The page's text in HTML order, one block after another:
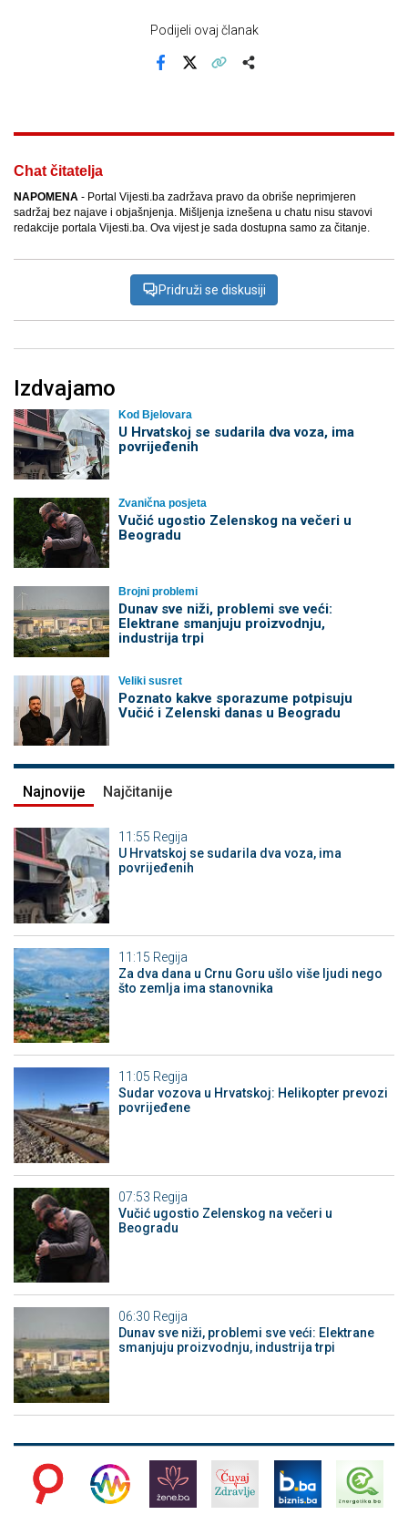
Podijeli ovaj članak
Chat čitatelja
NAPOMENA - Portal Vijesti.ba zadržava pravo da obriše neprimjeren
sadržaj bez najave i objašnjenja. Mišljenja iznešena u chatu nisu stavovi
redakcije portala Vijesti.ba. Ova vijest je sada dostupna samo za čitanje.
Pridruži se diskusiji
Izdvajamo
Kod Bjelovara
U Hrvatskoj se sudarila dva voza, ima
povrijeđenih
Zvanična posjeta
Vučić ugostio Zelenskog na večeri u
Beogradu
Brojni problemi
Dunav sve niži, problemi sve veći:
Elektrane smanjuju proizvodnju,
industrija trpi
Veliki susret
Poznato kakve sporazume potpisuju
Vučić i Zelenski danas u Beogradu
Najnovije Najčitanije
11:55 Regija
U Hrvatskoj se sudarila dva voza, ima
povrijeđenih
11:15 Regija
Za dva dana u Crnu Goru ušlo više ljudi nego
što zemlja ima stanovnika
11:05 Regija
Sudar vozova u Hrvatskoj: Helikopter prevozi
povrijeđene
07:53 Regija
Vučić ugostio Zelenskog na večeri u
Beogradu
06:30 Regija
Dunav sve niži, problemi sve veći: Elektrane
smanjuju proizvodnju, industrija trpi